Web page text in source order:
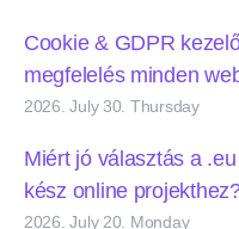
Cookie & GDPR
megfelelés minden
2026. July 30. Thursday
Miért jó választás a
kész online
2026. July 20. Monday